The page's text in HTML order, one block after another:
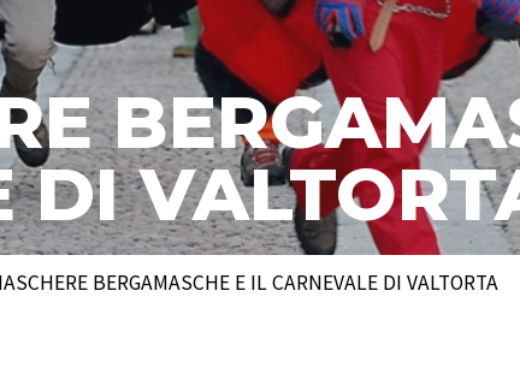
DI
BERGAMASCHE E IL CARNEVALE DI VALTORTA